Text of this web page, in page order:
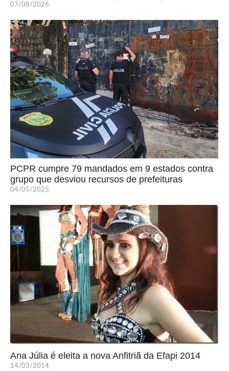
07/08/2026
PCPR cumpre 79 mandados em 9 estados contra
grupo que desviou recursos de prefeituras
04/05/2025
Ana Júlia é eleita a nova Anfitriã da Efapi 2014
14/03/2014